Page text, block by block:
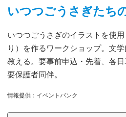
いつつごうさぎたち
いつつごうさぎのイラストを使
り）を作るワークショップ。文
教える。要事前申込・先着、各
要保護者同伴。
情報提供：イベントバンク